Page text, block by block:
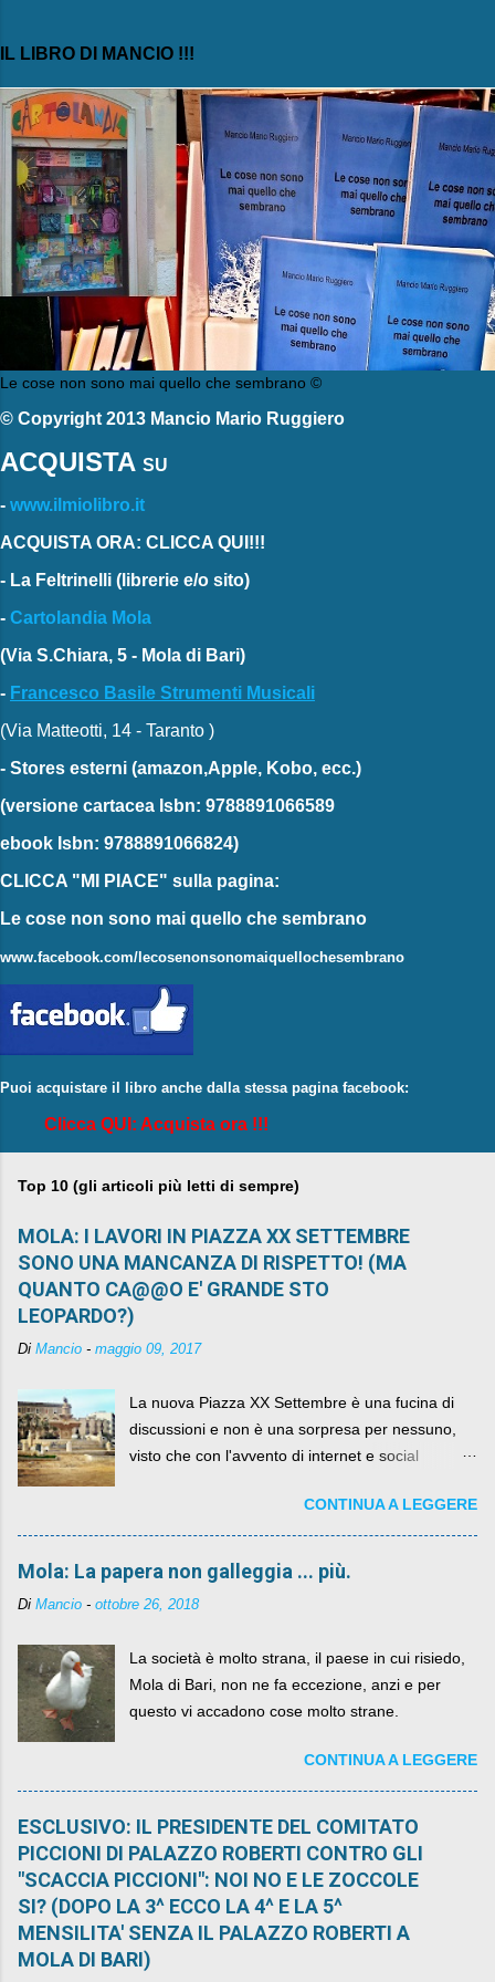
IL LIBRO DI MANCIO !!!
Le cose non sono mai quello che sembrano ©
© Copyright 2013 Mancio Mario Ruggiero
ACQUISTA SU
- www.ilmiolibro.it
ACQUISTA ORA: CLICCA QUI!!!
- La Feltrinelli (librerie e/o sito)
- Cartolandia Mola
(Via S.Chiara, 5 - Mola di Bari)
- Francesco Basile Strumenti Musicali
(Via Matteotti, 14 - Taranto )
- Stores esterni (amazon,Apple, Kobo, ecc.)
(versione cartacea Isbn: 9788891066589
ebook Isbn: 9788891066824)
CLICCA "MI PIACE" sulla pagina:
Le cose non sono mai quello che sembrano
www.facebook.com/lecosenonsonomaiquellochesembrano
Puoi acquistare il libro anche dalla stessa pagina facebook:
Clicca QUI: Acquista ora !!!
Top 10 (gli articoli più letti di sempre)
MOLA: I LAVORI IN PIAZZA XX SETTEMBRE
SONO UNA MANCANZA DI RISPETTO! (MA
QUANTO CA@@O E' GRANDE STO
LEOPARDO?)
Di Mancio - maggio 09, 2017
La nuova Piazza XX Settembre è una fucina di
discussioni e non è una sorpresa per nessuno,
visto che con l'avvento di internet e social
sua lasciandone anche traccia scritta nel web.
CONTINUA A LEGGERE
Mola: La papera non galleggia ... più.
Di Mancio - ottobre 26, 2018
La società è molto strana, il paese in cui risiedo,
Mola di Bari, non ne fa eccezione, anzi e per
questo vi accadono cose molto strane.
CONTINUA A LEGGERE
ESCLUSIVO: IL PRESIDENTE DEL COMITATO
PICCIONI DI PALAZZO ROBERTI CONTRO GLI
"SCACCIA PICCIONI": NOI NO E LE ZOCCOLE
SI? (DOPO LA 3^ ECCO LA 4^ E LA 5^
MENSILITA' SENZA IL PALAZZO ROBERTI A
MOLA DI BARI)